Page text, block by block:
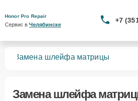
Honor Pro Repair
Сервис в Челябинске
+7
Замена шлейфа матрицы
Замена шлейфа